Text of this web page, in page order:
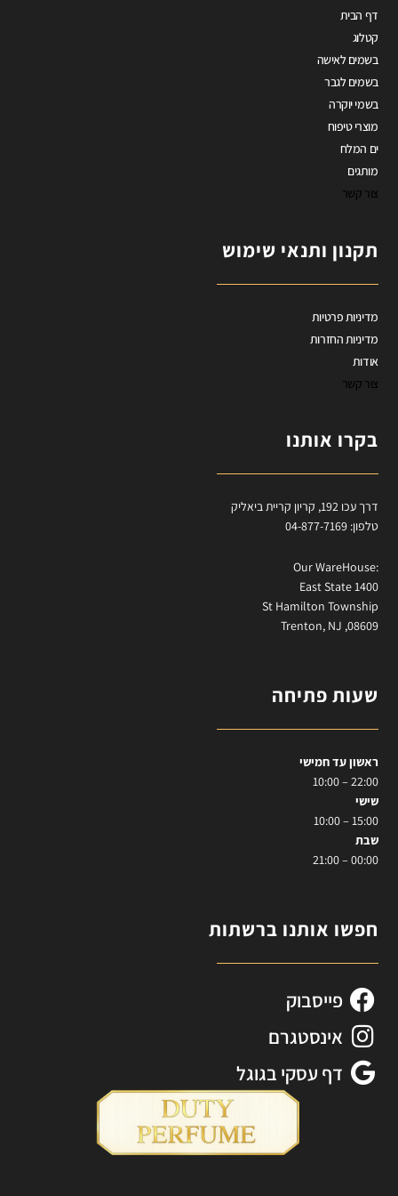
דף הבית
קטלוג
בשמים לאישה
בשמים לגבר
בשמי יוקרה
מוצרי טיפוח
ים המלח
מותגים
צור קשר
תקנון ותנאי שימוש
מדיניות פרטיות
מדיניות החזרות
אודות
צור קשר
בקרו אותנו
דרך עכו 192, קריון קריית ביאליק
טלפון: 04-877-7169
:Our WareHouse
East State 1400
St Hamilton Township
Trenton, NJ ,08609
שעות פתיחה
ראשון עד חמישי
22:00 – 10:00
שישי
15:00 – 10:00
שבת
00:00 – 21:00
חפשו אותנו ברשתות
פייסבוק
אינסטגרם
דף עסקי בגוגל